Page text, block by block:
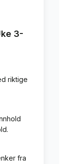
3-
riktige
.
fra